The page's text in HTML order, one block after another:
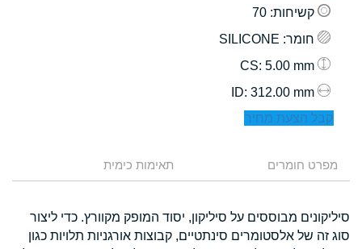
קשיחות: 70
חומר: SILICONE
: 5.00 mm
: 312.00 mm
קבל הצעת מחיר
מפרט חומרים תאימות כימית
סיליקונים מבוססים על סיליקון, יסוד המופק מקוורץ. כדי ליצור
סוג זה של אלסטומרים סינתטיים, קבוצות אורגניות תלויות כגון